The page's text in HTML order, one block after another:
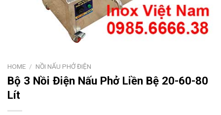
HOME / NỒI NẤU PHỞ ĐIỆN
Bộ 3 Nồi Điện Nấu Phở Liền Bệ 20-60-80
Lít